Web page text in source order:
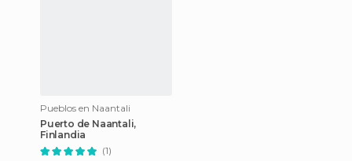
Pueblos en Naantali
Puerto de Naantali,
Finlandia
(1)